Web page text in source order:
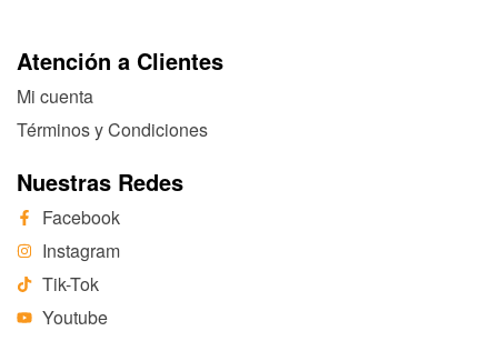
Atención a Clientes
Mi cuenta
Términos y Condiciones
Nuestras Redes
Facebook
Instagram
Tik-Tok
Youtube